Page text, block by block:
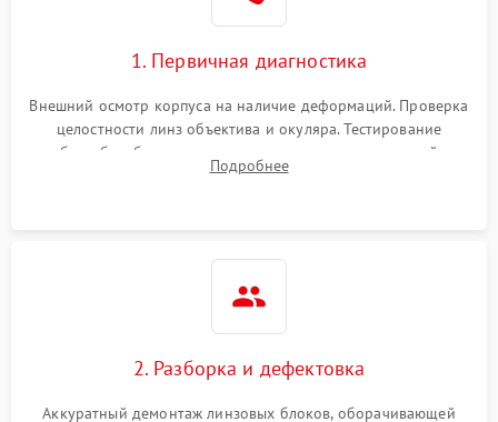
1. Первичная диагностика
Внешний осмотр корпуса на наличие деформаций. Проверка
целостности линз объектива и окуляра. Тестирование
работы барабанчиков ввода поправок, кольца отстройки
параллакса и зума. Выявление сколов, внутренних
Подробнее
2. Разборка и дефектовка
Аккуратный демонтаж линзовых блоков, оборачивающей